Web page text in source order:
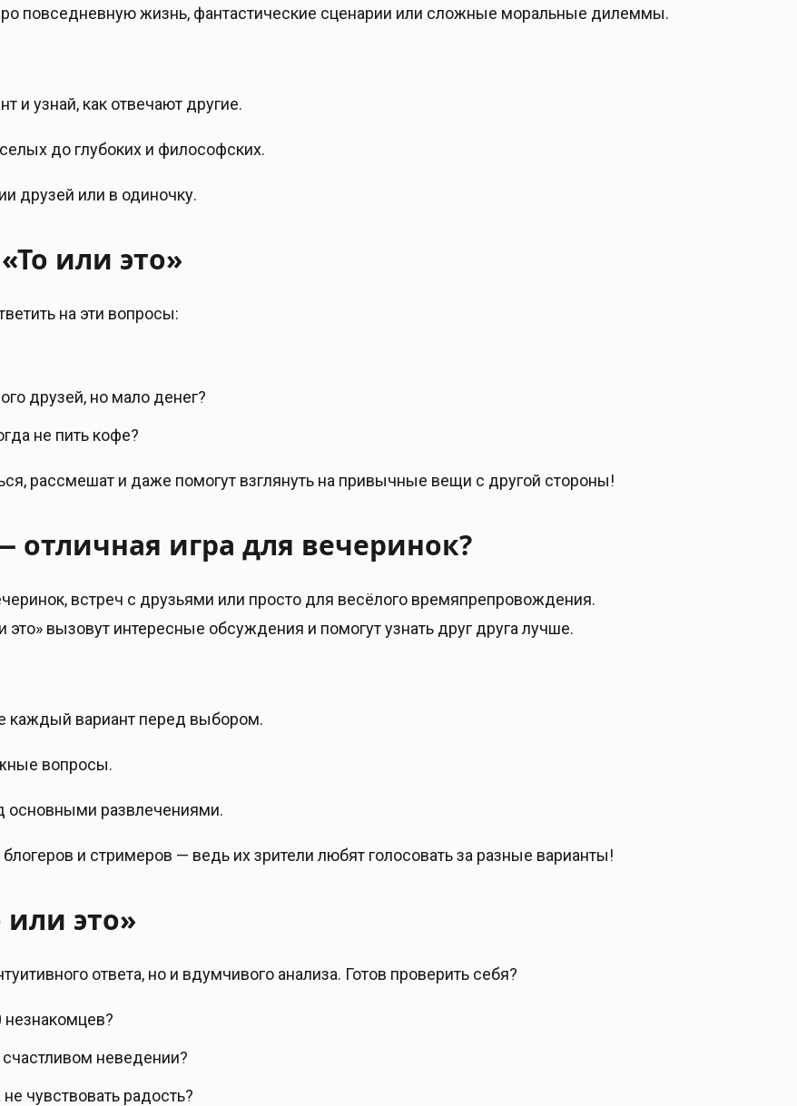
повседневную жизнь, фантастические сценарии или сложные моральные дилеммы.
и узнай, как отвечают другие.
до глубоких и философских.
друзей или в одиночку.
или это»
на эти вопросы:
друзей, но мало денег?
не пить кофе?
рассмешат и даже помогут взглянуть на привычные вещи с другой стороны!
отличная игра для вечеринок?
встреч с друзьями или просто для весёлого времяпрепровождения.
вызовут интересные обсуждения и помогут узнать друг друга лучше.
каждый вариант перед выбором.
вопросы.
основными развлечениями.
и стримеров — ведь их зрители любят голосовать за разные варианты!
это»
ответа, но и вдумчивого анализа. Готов проверить себя?
незнакомцев?
неведении?
чувствовать радость?